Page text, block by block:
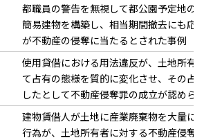
都職員の警告を無視して都公園予定地の
簡易建物を構築し、相当期間撤去にも応
が不動産の侵奪に当たるとされた事例
使用貸借における用法違反が、土地所有
て占有の態様を質的に変化させ、その占
したとして不動産侵奪罪の成立が認めら
建物賃借人が土地に産業廃棄物を大量に
行為が、土地所有者に対する不動産侵奪